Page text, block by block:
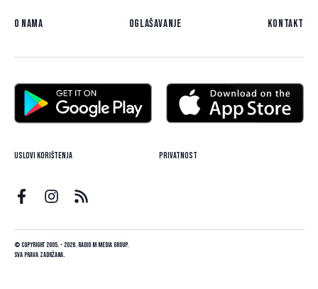
O nama Oglašavanje Kontakt
Uslovi korištenja Privatnost
© Copyright 2005. - 2026. Radio M Media Group.
Sva prava zadržana.